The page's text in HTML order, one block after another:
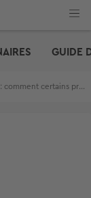
GUIDE
arrivent à résister à la Ville de Paris